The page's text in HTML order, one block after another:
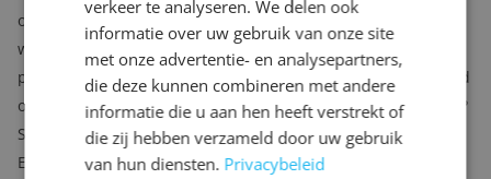
opbergoplossing die de rest van uw leven mee kan. Niet alleen
wordt de kast precies pas van wand tot wand en van vloer tot
plafond gemaakt, ook het kastinterieur wordt volledig afgestemd
op uw wensen. Wilt u planken, roedes, lades… waar en hoeveel?
Samen stellen we een kast samen die perfect voor u zal werken.
En mocht u over een aantal jaren toch nog iets willen
verkeer te analyseren. We delen ook
informatie over uw gebruik van onze site
met onze advertentie- en analysepartners,
die deze kunnen combineren met andere
informatie die u aan hen heeft verstrekt of
die zij hebben verzameld door uw gebruik
van hun diensten. Privacybeleid